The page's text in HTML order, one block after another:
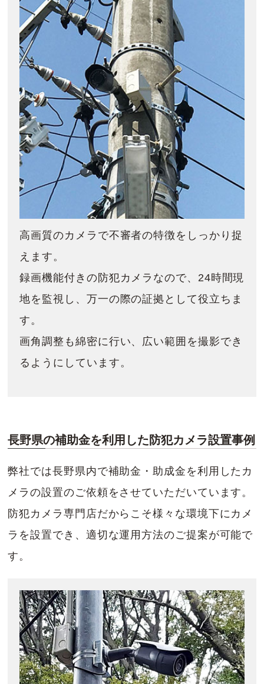
高画質のカメラで不審者の特徴をしっかり捉
えます。
録画機能付きの防犯カメラなので、24時間現
地を監視し、万一の際の証拠として役立ちま
す。
画角調整も綿密に行い、広い範囲を撮影でき
るようにしています。
長野県の補助金を利用した防犯カメラ設置事例
弊社では長野県内で補助金・助成金を利用したカ
メラの設置のご依頼をさせていただいています。
防犯カメラ専門店だからこそ様々な環境下にカメ
ラを設置でき、適切な運用方法のご提案が可能で
す。